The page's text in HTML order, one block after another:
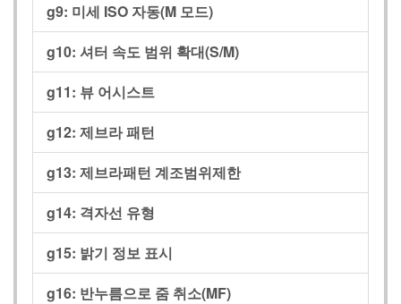
g9: 미세 ISO 자동(M 모드)
g10: 셔터 속도 범위 확대(S/M)
g11: 뷰 어시스트
g12: 제브라 패턴
g13: 제브라패턴 계조범위제한
g14: 격자선 유형
g15: 밝기 정보 표시
g16: 반누름으로 줌 취소(MF)